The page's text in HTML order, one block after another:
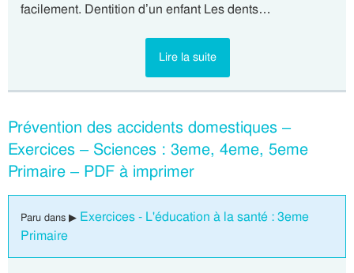
facilement. Dentition d’un enfant Les dents…
Lire la suite
Prévention des accidents domestiques –
Exercices – Sciences : 3eme, 4eme, 5eme
Primaire – PDF à imprimer
Paru dans ▶ Exercices - L'éducation à la santé : 3eme
Primaire